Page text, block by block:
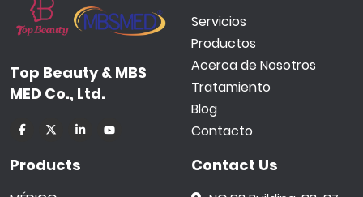
Top Beauty & MBS
MED Co., Ltd.
Servicios
Productos
Acerca de Nosotros
Tratamiento
Blog
Contacto
Products Contact Us